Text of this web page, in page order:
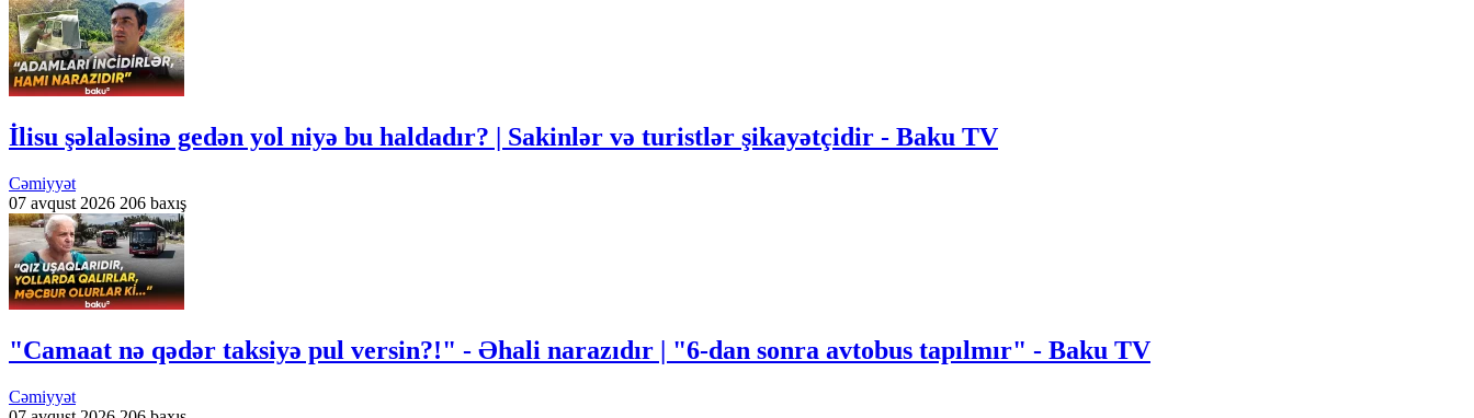
İlisu şəlaləsinə gedən yol niyə bu haldadır? | Sakinlər və turistlər şikayətçidir - Baku TV
Cəmiyyət
07 avqust 2026 206 baxış
"Camaat nə qədər taksiyə pul versin?!" - Əhali narazıdır | "6-dan sonra avtobus tapılmır" - Baku TV
Cəmiyyət